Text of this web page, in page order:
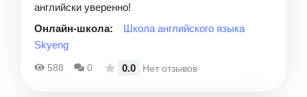
английски уверенно!
Онлайн-школа:
Школа английского языка
Skyeng
588 0 0.0 Нет отзывов